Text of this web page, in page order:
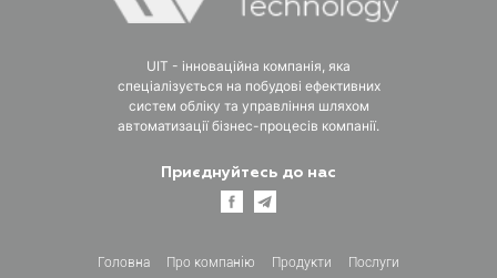
UIT - інноваційна компанія, яка
спеціалізується на побудові ефективних
систем обліку та управління шляхом
автоматизації бізнес-процесів компанії.
Приєднуйтесь до нас
Головна Про компанiю Продукти Послуги